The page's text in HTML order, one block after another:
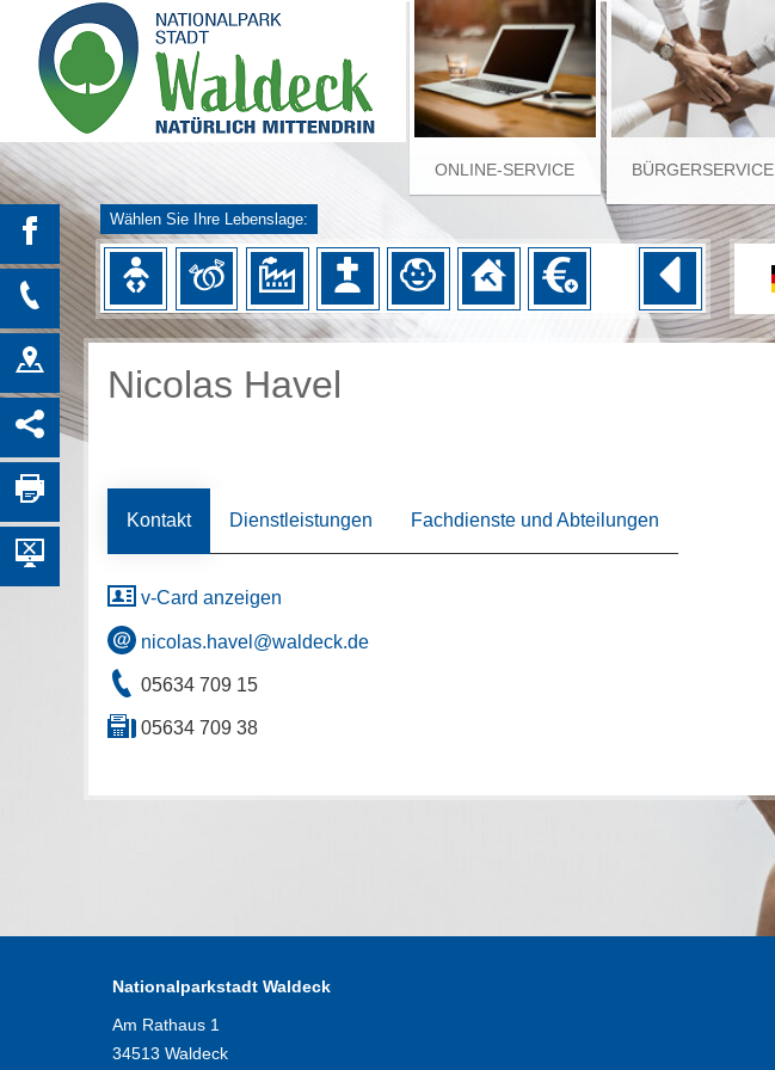
ONLINE-SERVICE BÜRGERSERVICE
Wählen Sie Ihre Lebenslage:
Nicolas Havel
Kontakt Dienstleistungen Fachdienste und Abteilungen
v-Card anzeigen
nicolas.havel@waldeck.de
05634 709 15
05634 709 38
Nationalparkstadt Waldeck
Am Rathaus 1
34513 Waldeck